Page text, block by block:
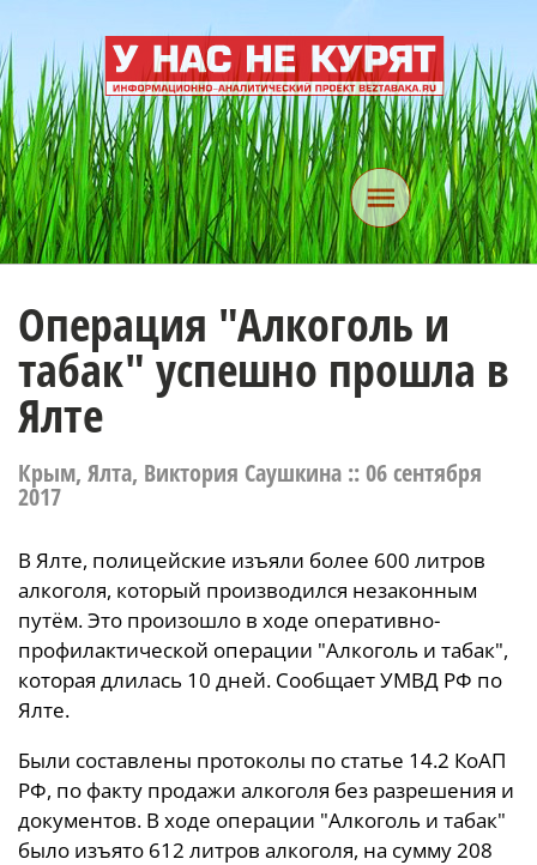
Операция "Алкоголь и
табак" успешно прошла в
Ялте
Крым, Ялта, Виктория Саушкина ::06 сентября
2017
В Ялте, полицейские изъяли более 600 литров
алкоголя, который производился незаконным
путём. Это произошло в ходе оперативно-
профилактической операции "Алкоголь и табак",
которая длилась 10 дней. Сообщает УМВД РФ по
Ялте.
Были составлены протоколы по статье 14.2 КоАП
РФ, по факту продажи алкоголя без разрешения и
документов. В ходе операции "Алкоголь и табак"
было изъято 612 литров алкоголя, на сумму 208